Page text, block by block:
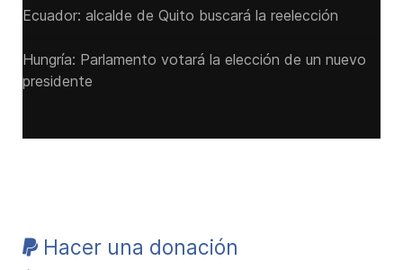
Ecuador: alcalde de Quito buscará la reelección
Hungría: Parlamento votará la elección de un nuevo
presidente
Hacer una donación